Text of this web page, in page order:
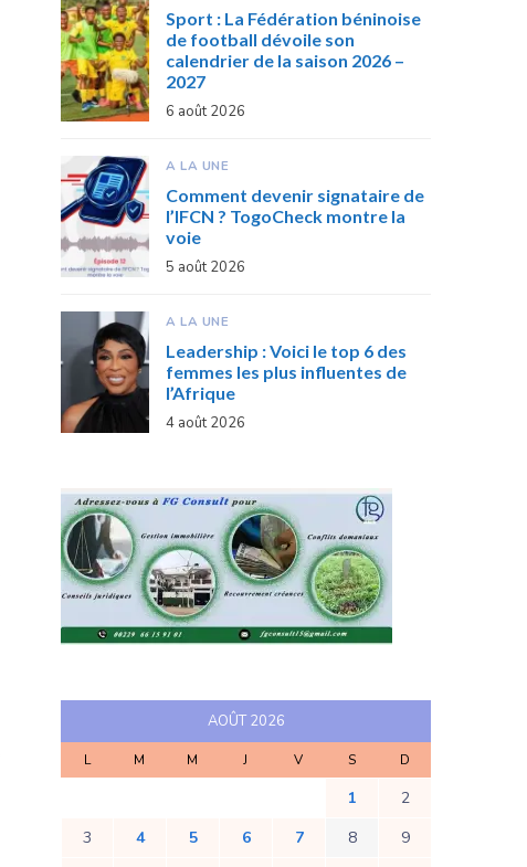
Sport : La Fédération béninoise
de football dévoile son
calendrier de la saison 2026 –
2027
6 août 2026
A LA UNE
Comment devenir signataire de
l’IFCN ? TogoCheck montre la
voie
5 août 2026
A LA UNE
Leadership : Voici le top 6 des
femmes les plus influentes de
l’Afrique
4 août 2026
AOÛT 2026
L M M J V S D
1
2
3
4 5 6 7 8 9